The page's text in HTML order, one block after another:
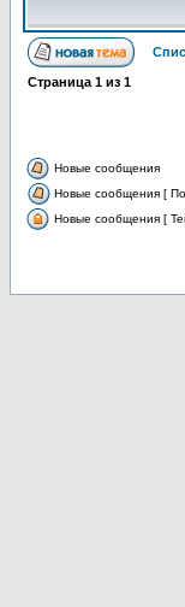
Страница 1 из 1
Новые сообщения
Новые сообщения [
Новые сообщения [